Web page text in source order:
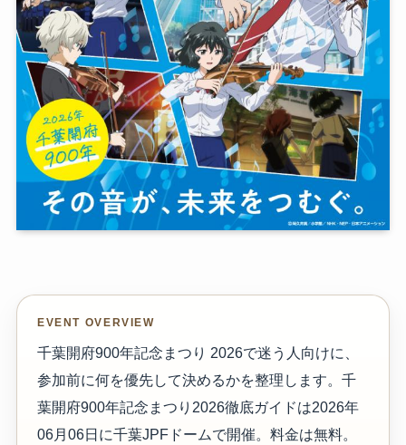
EVENT OVERVIEW
千葉開府900年記念まつり 2026で迷う人向けに、
参加前に何を優先して決めるかを整理します。千
葉開府900年記念まつり2026徹底ガイドは2026年
06月06日に千葉JPFドームで開催。料金は無料。